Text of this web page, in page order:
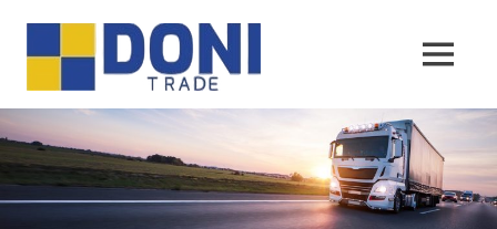
conținut
MENU